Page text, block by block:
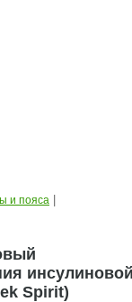
и пояса
Spirit)